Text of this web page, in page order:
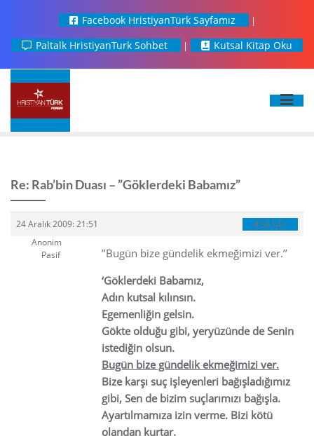
Facebook HristiyanTürk Sayfamız
Paltalk HristiyanTurk Sohbet
Kutsal Kitap Oku
Re: Rab’bin Duası – ”Göklerdeki Babamız”
24 Aralık 2009: 21:51 #34141
Anonim
Pasif
’’Bugün bize gündelik ekmeğimizi ver.’’
‘Göklerdeki Babamız,
Adın kutsal kılınsın.
Egemenliğin gelsin.
Gökte olduğu gibi, yeryüzünde de Senin
istediğin olsun.
Bugün bize gündelik ekmeğimizi ver.
Bize karşı suç işleyenleri bağışladığımız
gibi, Sen de bizim suçlarımızı bağışla.
Ayartılmamıza izin verme. Bizi kötü
olandan kurtar.